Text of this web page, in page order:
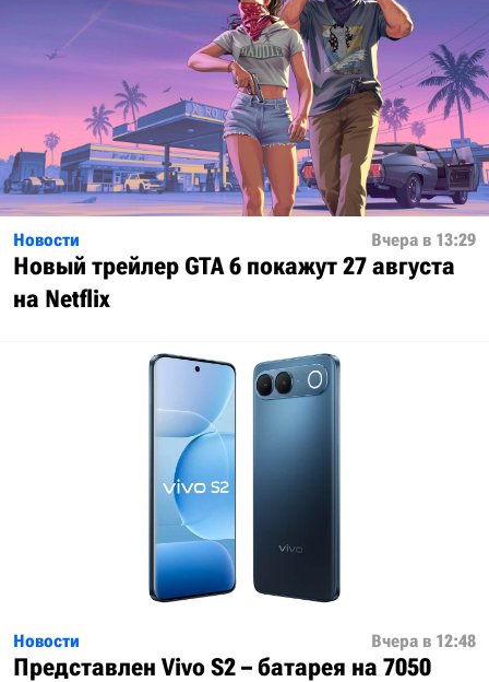
Новости Вчера в 13:29
Новый трейлер GTA 6 покажут 27 августа
на Netflix
Новости Вчера в 12:48
Представлен Vivo S2 – батарея на 7050